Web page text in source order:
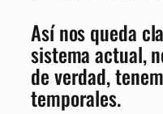
Así nos queda
sistema actual,
de verdad,
temporales.